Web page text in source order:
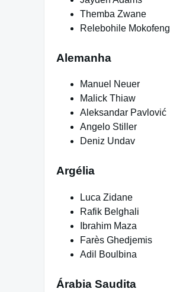
Themba Zwane
Relebohile Mokofeng
Alemanha
Manuel Neuer
Malick Thiaw
Aleksandar Pavlović
Angelo Stiller
Deniz Undav
Argélia
Luca Zidane
Rafik Belghali
Ibrahim Maza
Farès Ghedjemis
Adil Boulbina
Árabia Saudita